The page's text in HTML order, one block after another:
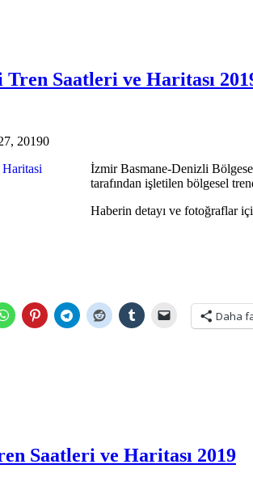
Saatleri ve Haritası
20190
İzmir Basmane-Denizli
tarafından işletilen bölgesel
Haberin detayı ve fotoğraflar
Daha
Saatleri ve Haritası 2019